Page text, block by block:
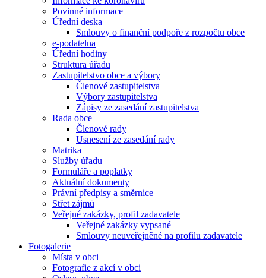
Povinné informace
Úřední deska
Smlouvy o finanční podpoře z rozpočtu obce
e-podatelna
Úřední hodiny
Struktura úřadu
Zastupitelstvo obce a výbory
Členové zastupitelstva
Výbory zastupitelstva
Zápisy ze zasedání zastupitelstva
Rada obce
Členové rady
Usnesení ze zasedání rady
Matrika
Služby úřadu
Formuláře a poplatky
Aktuální dokumenty
Právní předpisy a směrnice
Střet zájmů
Veřejné zakázky, profil zadavatele
Veřejné zakázky vypsané
Smlouvy neuveřejněné na profilu zadavatele
Fotogalerie
Místa v obci
Fotografie z akcí v obci